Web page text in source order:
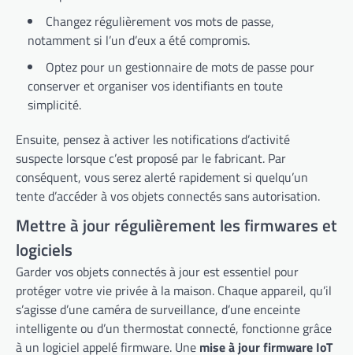
Changez régulièrement vos mots de passe,
notamment si l’un d’eux a été compromis.
Optez pour un gestionnaire de mots de passe pour
conserver et organiser vos identifiants en toute
simplicité.
Ensuite, pensez à activer les notifications d’activité
suspecte lorsque c’est proposé par le fabricant. Par
conséquent, vous serez alerté rapidement si quelqu’un
tente d’accéder à vos objets connectés sans autorisation.
Mettre à jour régulièrement les firmwares et
logiciels
Garder vos objets connectés à jour est essentiel pour
protéger votre vie privée à la maison. Chaque appareil, qu’il
s’agisse d’une caméra de surveillance, d’une enceinte
intelligente ou d’un thermostat connecté, fonctionne grâce
à un logiciel appelé firmware. Une mise à jour firmware IoT